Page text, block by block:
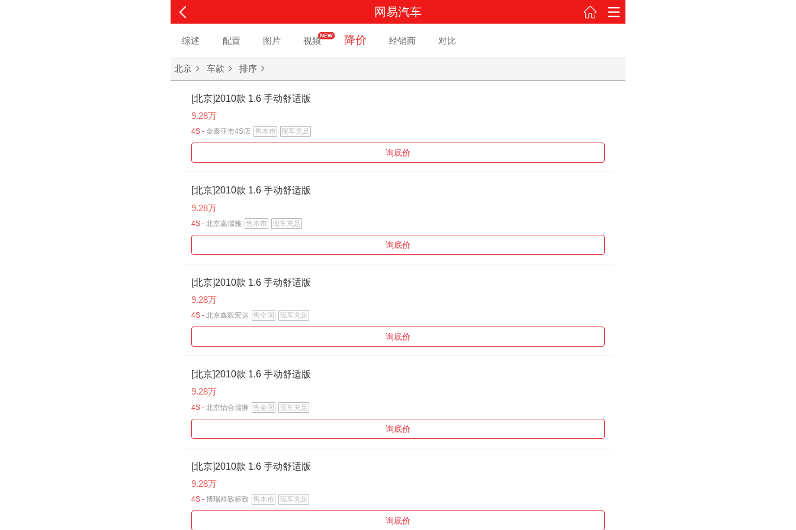
网易汽车
综述 配置 图片 视频 降价 经销商 对比
北京 车款 排序
[北京]2010款 1.6 手动舒适版
9.28万
4S - 金泰亚市4S店 售本市 现车充足
询底价
[北京]2010款 1.6 手动舒适版
9.28万
4S - 北京嘉瑞雅 售本市 现车充足
询底价
[北京]2010款 1.6 手动舒适版
9.28万
4S - 北京鑫毅宏达 售全国 现车充足
询底价
[北京]2010款 1.6 手动舒适版
9.28万
4S - 北京怡合瑞狮 售全国 现车充足
询底价
[北京]2010款 1.6 手动舒适版
9.28万
4S - 博瑞祥致标致 售本市 现车充足
询底价